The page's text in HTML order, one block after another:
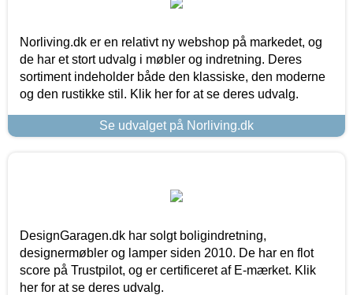
Norliving.dk er en relativt ny webshop på markedet, og
de har et stort udvalg i møbler og indretning. Deres
sortiment indeholder både den klassiske, den moderne
og den rustikke stil. Klik her for at se deres udvalg.
Se udvalget på Norliving.dk
DesignGaragen.dk har solgt boligindretning,
designermøbler og lamper siden 2010. De har en flot
score på Trustpilot, og er certificeret af E-mærket. Klik
her for at se deres udvalg.